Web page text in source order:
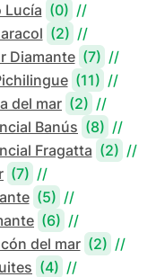
Lucía (0) //
(2) //
Diamante (7) //
(11) //
del mar (2) //
Banús (8) //
Fragatta (2) //
(7) //
(5) //
(6) //
del mar (2) //
(4) //